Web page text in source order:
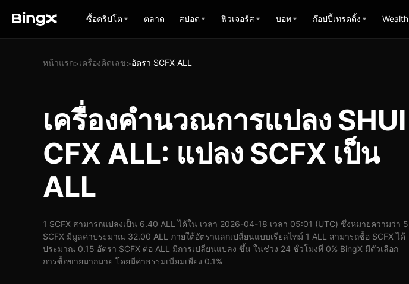
ซื้อคริปโต ตลาด สปอต ฟิวเจอร์ส บอท ก๊อปปี้เทรดดิ้ง Wealth
หน้าแรก>เครื่องคิดเลข>อัตรา SCFX ALL
เครื่องคำนวณการแปลง SHUI
CFX ALL: แปลง SCFX เป็น
ALL
1 SCFX สามารถแปลงเป็น 6.40 ALL ได้ใน เวลา 2026-04-18 เวลา 05:01 (UTC) ซึ่งหมายความว่า 5
SCFX มีมูลค่าประมาณ 32.00 ALL ภายใต้อัตราแลกเปลี่ยนแบบเรียลไทม์ 1 ALL สามารถซื้อ SCFX ได้
ประมาณ 0.15 อัตรา SCFX ต่อ ALL มีการเปลี่ยนแปลง ขึ้น ในช่วง 24 ชั่วโมงที่ 0% BingX มีตัวเลือก
การซื้อขายมากมาย โดยมีค่าธรรมเนียมเพียง 0.1%